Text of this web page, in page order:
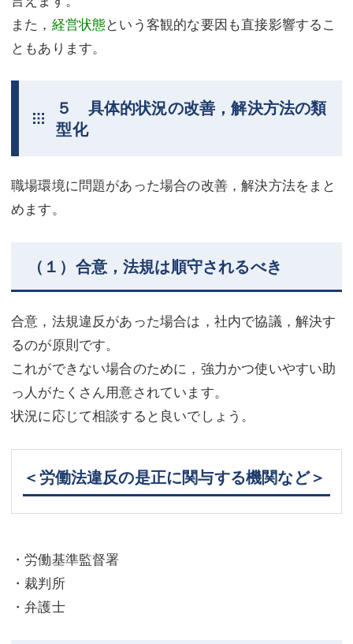
また， 経営状態という客観的な要因も直接影響するこ
ともあります。
５ 具体的状況の改善，解決方法の類
型化
職場環境に問題があった場合の改善，解決方法をまと
めます。
（１）合意，法規は順守されるべき
合意，法規違反があった場合は，社内で協議，解決す
るのが原則です。
これができない場合のために，強力かつ使いやすい助
っ人がたくさん用意されています。
状況に応じて相談すると良いでしょう。
＜労働法違反の是正に関与する機関など＞
・労働基準監督署
・裁判所
・弁護士